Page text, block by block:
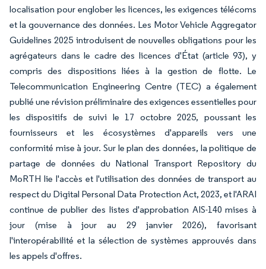
localisation pour englober les licences, les exigences télécoms
et la gouvernance des données. Les Motor Vehicle Aggregator
Guidelines 2025 introduisent de nouvelles obligations pour les
agrégateurs dans le cadre des licences d'État (article 93), y
compris des dispositions liées à la gestion de flotte. Le
Telecommunication Engineering Centre (TEC) a également
publié une révision préliminaire des exigences essentielles pour
les dispositifs de suivi le 17 octobre 2025, poussant les
fournisseurs et les écosystèmes d'appareils vers une
conformité mise à jour. Sur le plan des données, la politique de
partage de données du National Transport Repository du
MoRTH lie l'accès et l'utilisation des données de transport au
respect du Digital Personal Data Protection Act, 2023, et l'ARAI
continue de publier des listes d'approbation AIS-140 mises à
jour (mise à jour au 29 janvier 2026), favorisant
l'interopérabilité et la sélection de systèmes approuvés dans
les appels d'offres.